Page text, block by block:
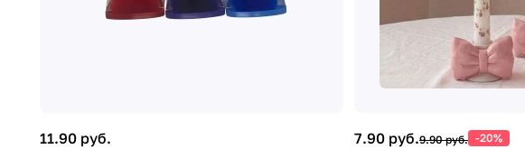
11.90 руб. 7.90 руб.9.90 руб. -20%